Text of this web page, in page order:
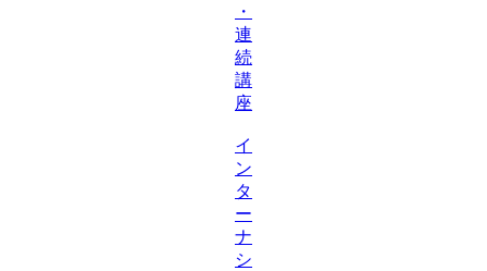
・
連
続
講
座
イ
ン
タ
ー
ナ
シ